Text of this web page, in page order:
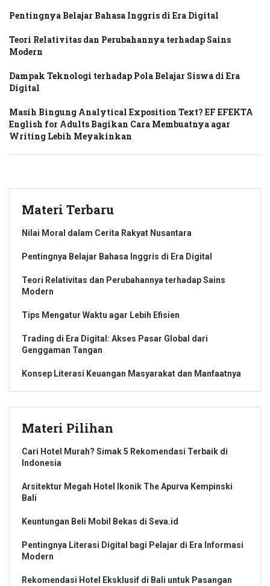
Pentingnya Belajar Bahasa Inggris di Era Digital
Teori Relativitas dan Perubahannya terhadap Sains
Modern
Dampak Teknologi terhadap Pola Belajar Siswa di Era
Digital
Masih Bingung Analytical Exposition Text? EF EFEKTA
English for Adults Bagikan Cara Membuatnya agar
Writing Lebih Meyakinkan
Materi Terbaru
Nilai Moral dalam Cerita Rakyat Nusantara
Pentingnya Belajar Bahasa Inggris di Era Digital
Teori Relativitas dan Perubahannya terhadap Sains
Modern
Tips Mengatur Waktu agar Lebih Efisien
Trading di Era Digital: Akses Pasar Global dari
Genggaman Tangan
Konsep Literasi Keuangan Masyarakat dan Manfaatnya
Materi Pilihan
Cari Hotel Murah? Simak 5 Rekomendasi Terbaik di
Indonesia
Arsitektur Megah Hotel Ikonik The Apurva Kempinski
Bali
Keuntungan Beli Mobil Bekas di Seva.id
Pentingnya Literasi Digital bagi Pelajar di Era Informasi
Modern
Rekomendasi Hotel Eksklusif di Bali untuk Pasangan